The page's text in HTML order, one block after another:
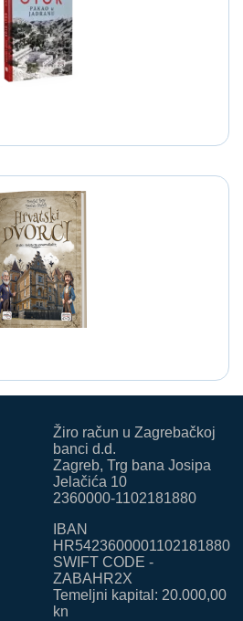
Žiro račun u Zagrebačkoj
banci d.d.
Zagreb, Trg bana Josipa
Jelačića 10
2360000-1102181880
IBAN
HR5423600001102181880
SWIFT CODE -
ZABAHR2X
Temeljni kapital: 20.000,00
kn